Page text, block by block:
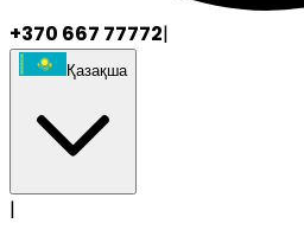
+370 667 77772|
Қазақша
|